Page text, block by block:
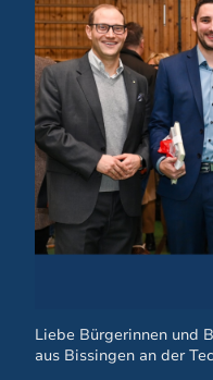
Liebe Bürgerinnen und
aus Bissingen an der